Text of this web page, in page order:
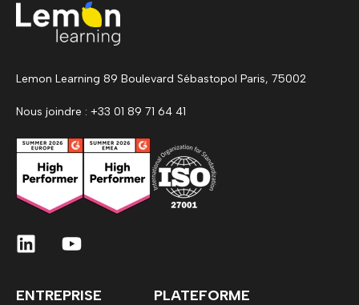
Lemon Learning 89 Boulevard Sébastopol Paris, 75002
Nous joindre : +33 01 89 71 64 41
ENTREPRISE PLATEFORME